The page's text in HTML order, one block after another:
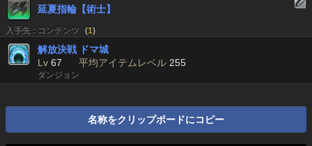
延夏指輪【術士】
入手先 : コンテンツ (1)
解放決戦 ドマ城
Lv 67 平均アイテムレベル 255
ダンジョン
名称をクリップボードにコピー